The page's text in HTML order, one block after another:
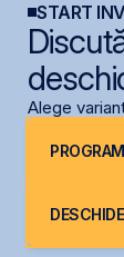
START
Alege